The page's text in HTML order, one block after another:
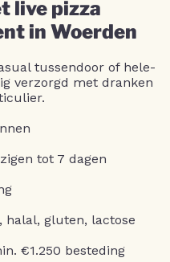
live pizza
in Woerden
tussendoor of hele-
verzorgd met dranken
tot 7 dagen
halal, gluten, lactose
€1.250 besteding